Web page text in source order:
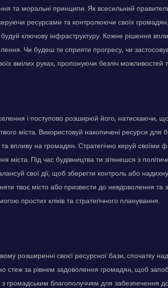
та моральні принципи. Як всесильний
ресурсами та контролюючи своїх
ключову інфраструктуру. Кожне рішення
Чи будеш ти сприяти прогресу, чи
вмілих руках, пропонуючи безліч
і поступово розширюй його, натискаючи,
міста. Використовуй накопичені ресурси для
впливу на громадян. Стратегічно керуй
міста. Під час будівництва ти зіткнешся з
свої дії, щоб зберегти контроль або
твоє місто або призвести до невдоволення та
простих кліків та стратегічного планування.
розширенні своєї ресурсної бази, спочатку
стеж за рівнем задоволення громадян, щоб
громадським благополуччям для забезпечення